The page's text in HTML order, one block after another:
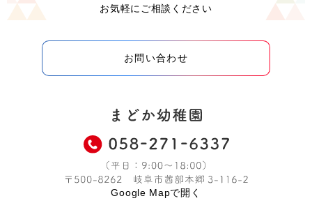
お気軽にご相談ください
お問い合わせ
Google Mapで開く